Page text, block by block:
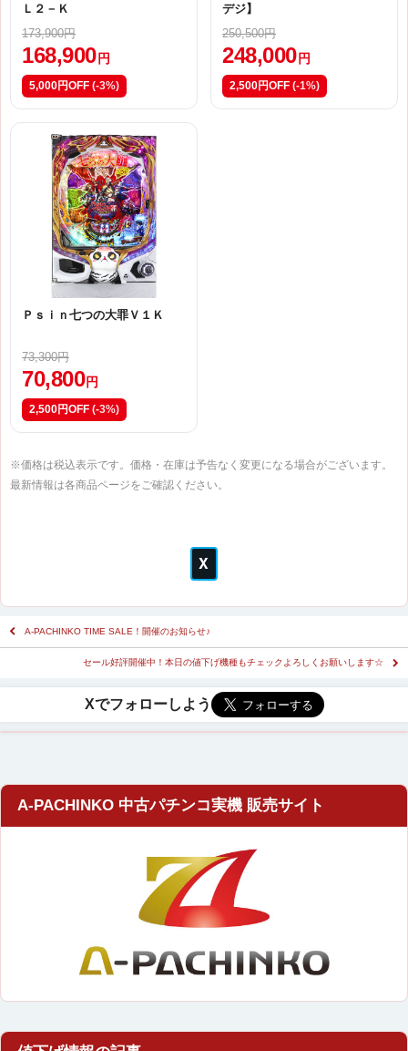
Ｌ２－Ｋ
173,900円
168,900 円
5,000円OFF (-3%)
デジ】
250,500円
248,000 円
2,500円OFF (-1%)
Ｐｓｉｎ七つの大罪Ｖ１Ｋ
73,300円
70,800 円
2,500円OFF (-3%)
※価格は税込表示です。価格・在庫は予告なく変更になる場合がございます。
最新情報は各商品ページをご確認ください。
A-PACHINKO TIME SALE！開催のお知らせ♪
セール好評開催中！本日の値下げ機種もチェックよろしくお願いします☆
A-PACHINKO 中古パチンコ実機 販売サイト